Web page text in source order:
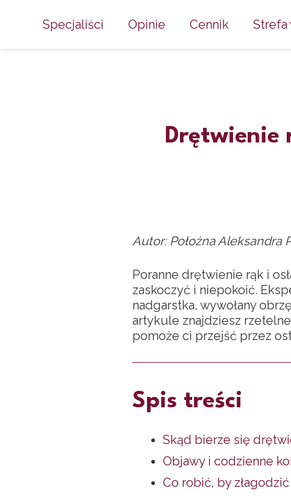
Specjaliści Opinie Cennik Strefa
Drętwienie
Autor: Położna Aleksandra
Poranne drętwienie rąk i
zaskoczyć i niepokoić.
nadgarstka, wywołany
artykule znajdziesz
pomoże ci przejść przez
Spis treści
Skąd bierze się
Objawy i codzienne
Co robić, by